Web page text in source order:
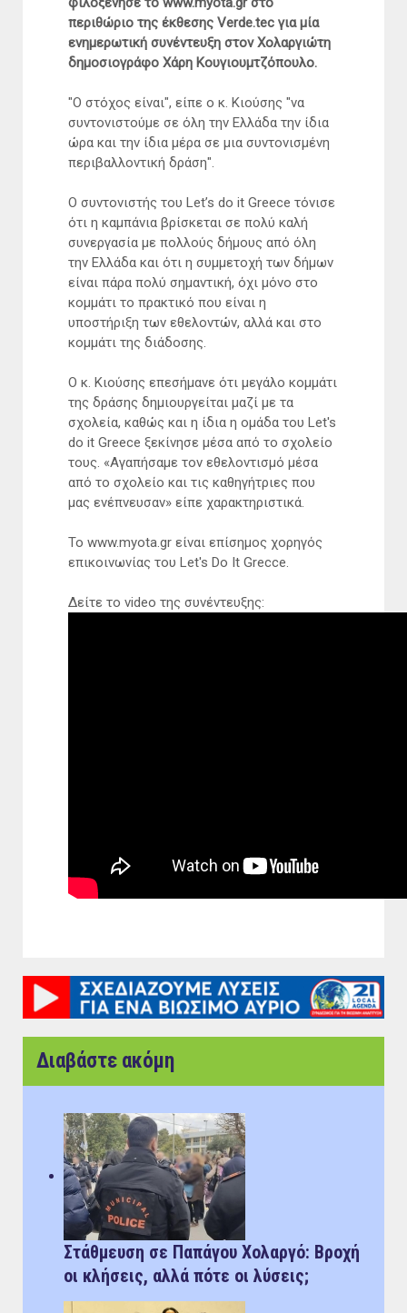
περιθώριο της έκθεσης Verde.tec για μία
ενημερωτική συνέντευξη στον Χολαργιώτη
δημοσιογράφο Χάρη Κουγιουμτζόπουλο.
"Ο στόχος είναι", είπε ο κ. Κιούσης "να
συντονιστούμε σε όλη την Ελλάδα την ίδια
ώρα και την ίδια μέρα σε μια συντονισμένη
περιβαλλοντική δράση".
Ο συντονιστής του Let’s do it Greece τόνισε
ότι η καμπάνια βρίσκεται σε πολύ καλή
συνεργασία με πολλούς δήμους από όλη
την Ελλάδα και ότι η συμμετοχή των δήμων
είναι πάρα πολύ σημαντική, όχι μόνο στο
κομμάτι το πρακτικό που είναι η
υποστήριξη των εθελοντών, αλλά και στο
κομμάτι της διάδοσης.
Ο κ. Κιούσης επεσήμανε ότι μεγάλο κομμάτι
της δράσης δημιουργείται μαζί με τα
σχολεία, καθώς και η ίδια η ομάδα του Let's
do it Greece ξεκίνησε μέσα από το σχολείο
τους. «Αγαπήσαμε τον εθελοντισμό μέσα
από το σχολείο και τις καθηγήτριες που
μας ενέπνευσαν» είπε χαρακτηριστικά.
Το www.myota.gr είναι επίσημος χορηγός
επικοινωνίας του Let's Do It Grecce.
Δείτε το video της συνέντευξης:
Διαβάστε ακόμη
Στάθμευση σε Παπάγου Χολαργό: Bροχή
οι κλήσεις, αλλά πότε οι λύσεις;